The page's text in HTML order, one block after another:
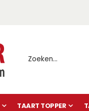
TAART TOPPER